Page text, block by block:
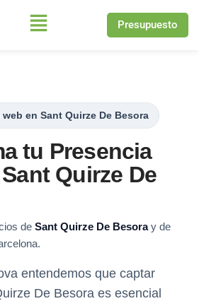
Presupuesto
en Sant Quirze De Besora
tu Presencia
Quirze De
de Sant Quirze De Besoray de
entendemos que captar
De Besora es esencial